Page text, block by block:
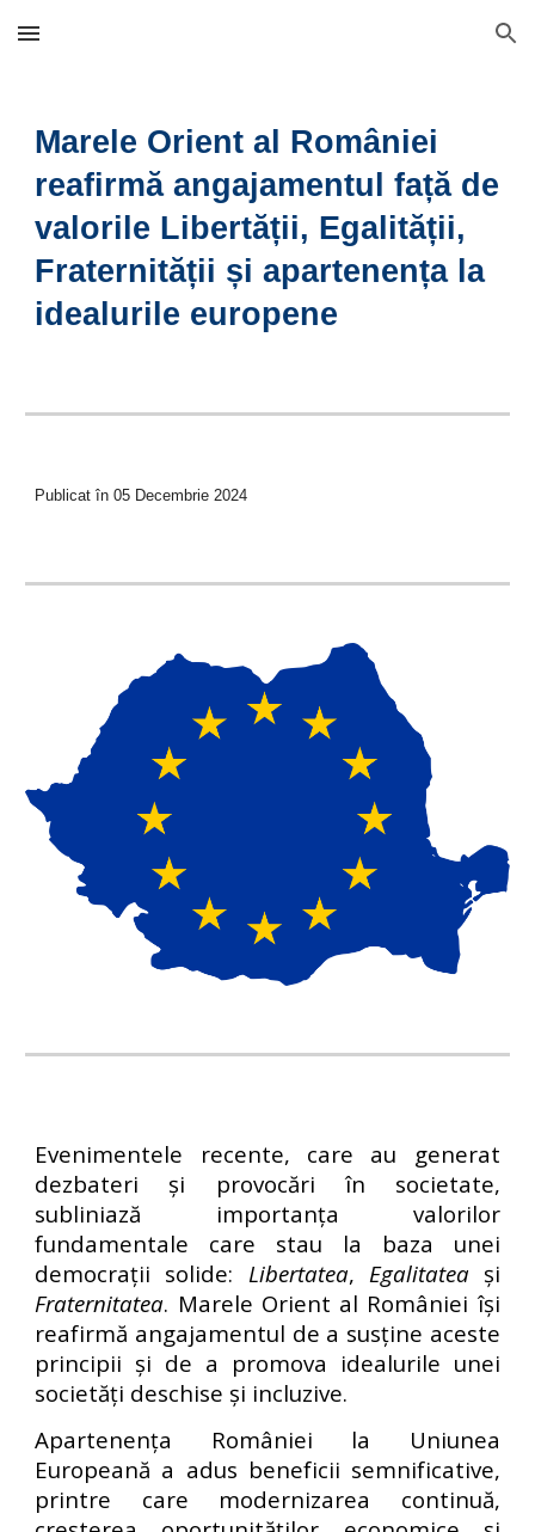
Skip to main content Skip to navigation
Marele Orient al României
reafirmă angajamentul față de
valorile Libertății, Egalității,
Fraternității și apartenența la
idealurile europene
Publicat în 05 Decembrie 2024
Evenimentele recente, care au generat
dezbateri și provocări în societate,
subliniază importanța valorilor
fundamentale care stau la baza unei
democrații solide: Libertatea, Egalitatea și
Fraternitatea. Marele Orient al României își
reafirmă angajamentul de a susține aceste
principii și de a promova idealurile unei
societăți deschise și incluzive.
Apartenența României la Uniunea
Europeană a adus beneficii semnificative,
printre care modernizarea continuă,